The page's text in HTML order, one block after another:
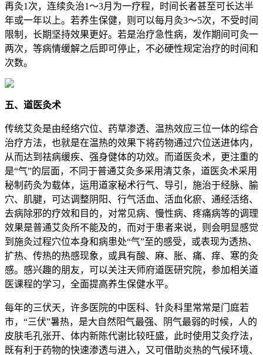
再灸1次，连续灸治1～3月为一疗程，时间长者甚至可长达半
年或一年以上。若养生保健，则可以每月灸3～5次，不受时间
限制，长期坚持效果更好。若是治疗急性病，发作期间可灸一
两次，等病情缓解之后即可停止，不必硬性规定治疗的时间和
次数。
五、道医灸术
传统艾灸是由经络穴位、药草渗透、温热效应三位一体的综合
治疗方法，也就是在温热的效果下将药物通过穴位送进体内，
从而达到祛病缓疾、强身健体的功效。而道医灸术，更注重的
是“气”的层面，不同于普通艾灸多采用清艾条，道医灸术采用
秘制药灸为载体，运用道家秘术行气、导引，施治于经脉、腧
穴、肌腱，可达调整阴阳、行气活血、活血化瘀、通经活络、
去病除邪的疗效和目的，对常见病、慢性病、疼痛病等的调理
效果是普通艾灸所不能及的，而对于患者来说，则会明显感觉
到施灸过程穴位本身和病患处“气”至的感受，或表现为透热、
扩热、传热的热感现象，或具有酸、麻、胀、痛、痒、寒的灸
感。感兴趣的朋友，可以关注天师府道医研究院，参加相关道
医课程的学习，全面提高养生保健水平。
每年的三伏天，许多医院的中医科、针灸科里常常是门庭若
市，“三伏”暑热，是大自然阳气最强、阴气最弱的时候，人的
皮肤毛孔张开、体内新陈代谢比较旺盛，此时使用艾灸疗法，
既有利于药物的快速渗透与进入，又可借助炎热的气候环境、